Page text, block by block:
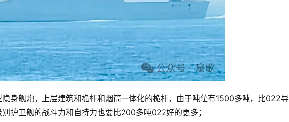
身舰炮，上层建筑和桅杆和烟筒一体化的桅杆，由于吨位有1500多吨，比022导
护卫舰的战斗力和自持力也要比200多吨022好的更多；